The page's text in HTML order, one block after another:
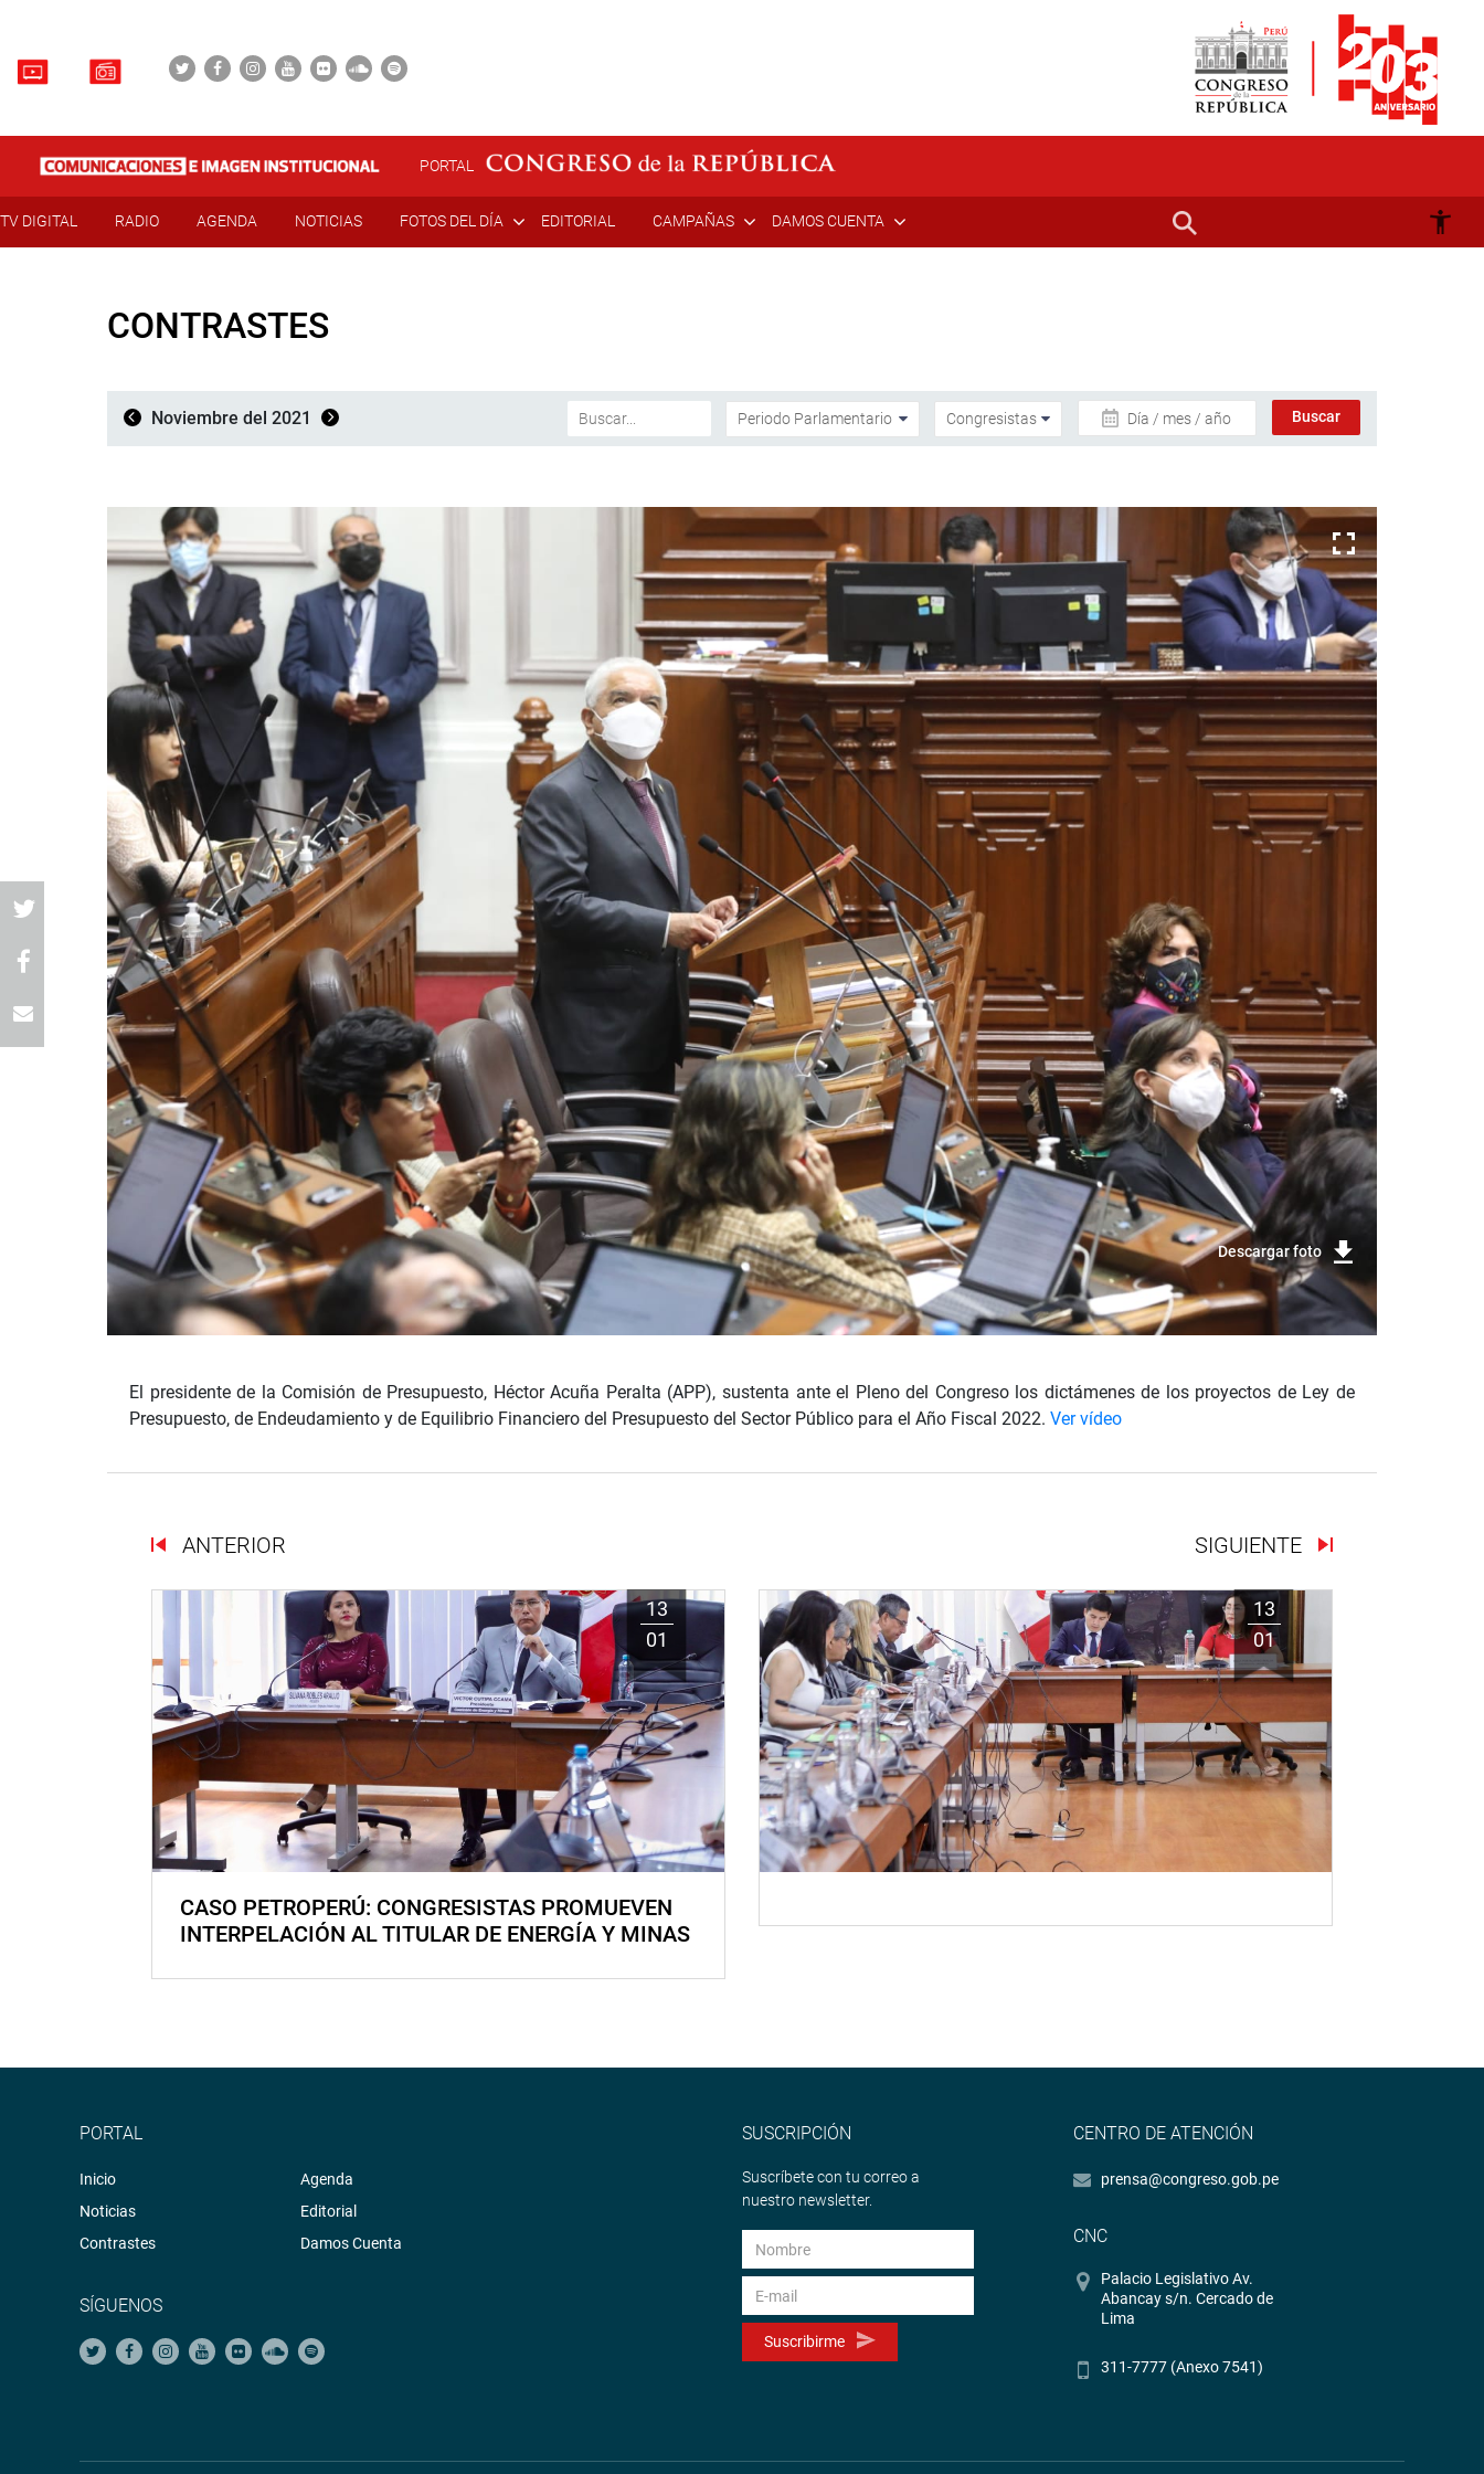
PORTAL
TV DIGITAL RADIO AGENDA NOTICIAS FOTOS DEL DÍA EDITORIAL CAMPAÑAS DAMOS CUENTA
CONTRASTES
Noviembre del 2021 Día / mes / año
Descargar foto
El presidente de la Comisión de Presupuesto, Héctor Acuña Peralta (APP), sustenta ante el Pleno del Congreso los dictámenes de los proyectos de Ley de
Presupuesto, de Endeudamiento y de Equilibrio Financiero del Presupuesto del Sector Público para el Año Fiscal 2022. Ver vídeo
ANTERIOR SIGUIENTE
13
01
CASO PETROPERÚ: CONGRESISTAS PROMUEVEN
INTERPELACIÓN AL TITULAR DE ENERGÍA Y MINAS
13
01
PORTAL
Inicio
Noticias
Contrastes
Agenda
Editorial
Damos Cuenta
SÍGUENOS
SUSCRIPCIÓN
Suscríbete con tu correo a
nuestro newsletter.
Suscribirme
CENTRO DE ATENCIÓN
prensa@congreso.gob.pe
CNC
Palacio Legislativo Av.
Abancay s/n. Cercado de
Lima
311-7777 (Anexo 7541)